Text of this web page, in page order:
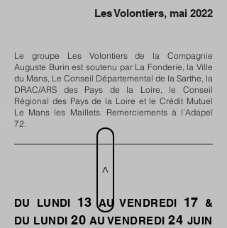
Les Volontiers, mai 2022
Le groupe Les Volontiers de la Compagnie
Auguste Burin est soutenu par La Fonderie, la Ville
du Mans, Le Conseil Départemental de la Sarthe, la
DRAC/ARS des Pays de la Loire, le Conseil
Régional des Pays de la Loire et le Crédit Mutuel
Le Mans les Maillets. Remerciements à l’Adapeï
72.
>
DU LUNDI 13 AU VENDREDI 17 &
DU LUNDI20 AU VENDREDI24 JUIN